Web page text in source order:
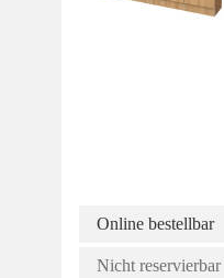
Online bestellbar
Nicht reservierbar